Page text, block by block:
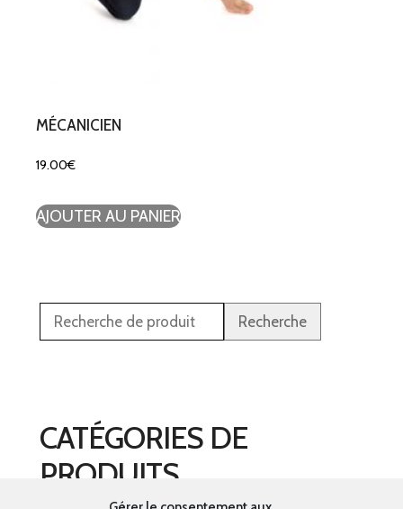
MÉCANICIEN
19.00€
AJOUTER AU PANIER
Recherche
CATÉGORIES DE
PRODUITS